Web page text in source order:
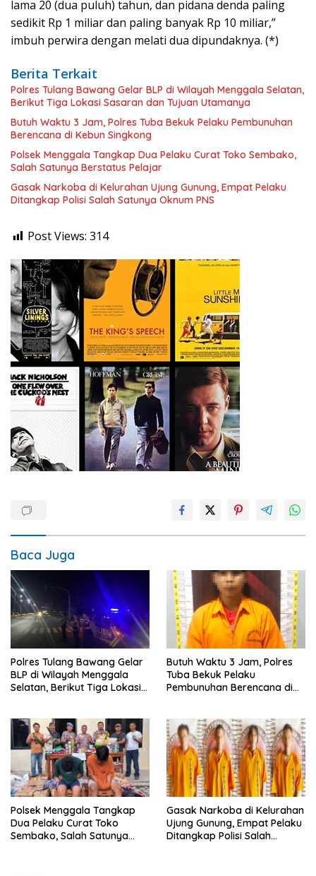
lama 20 (dua puluh) tahun, dan pidana denda paling
sedikit Rp 1 miliar dan paling banyak Rp 10 miliar,”
imbuh perwira dengan melati dua dipundaknya. (*)
Berita Terkait
Polres Tulang Bawang Gelar BLP di Wilayah Menggala Selatan,
Berikut Tiga Lokasi Sasaran dan Tujuan Utamanya
Butuh Waktu 3 Jam, Polres Tuba Bekuk Pelaku Pembunuhan
Berencana di Kebun Singkong
Polsek Menggala Tangkap Dua Pelaku Curat Toko Sembako,
Salah Satunya Berstatus Pelajar
Gasak Narkoba di Kelurahan Ujung Gunung, Empat Pelaku
Ditangkap Polisi Salah Satunya Oknum PNS
Post Views: 314
Baca Juga
Polres Tulang Bawang Gelar
BLP di Wilayah Menggala
Selatan, Berikut Tiga Lokasi
Butuh Waktu 3 Jam, Polres
Tuba Bekuk Pelaku
Pembunuhan Berencana di
Polsek Menggala Tangkap
Dua Pelaku Curat Toko
Sembako, Salah Satunya
Gasak Narkoba di Kelurahan
Ujung Gunung, Empat Pelaku
Ditangkap Polisi Salah